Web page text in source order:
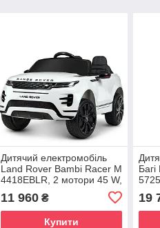
Дитячий електромобіль
Land Rover Bambi Racer M
4418EBLR, 2 мотори 45 W,
1 акумулятор 12V9Ah, 2
кольори
11 960₴
Купити
19